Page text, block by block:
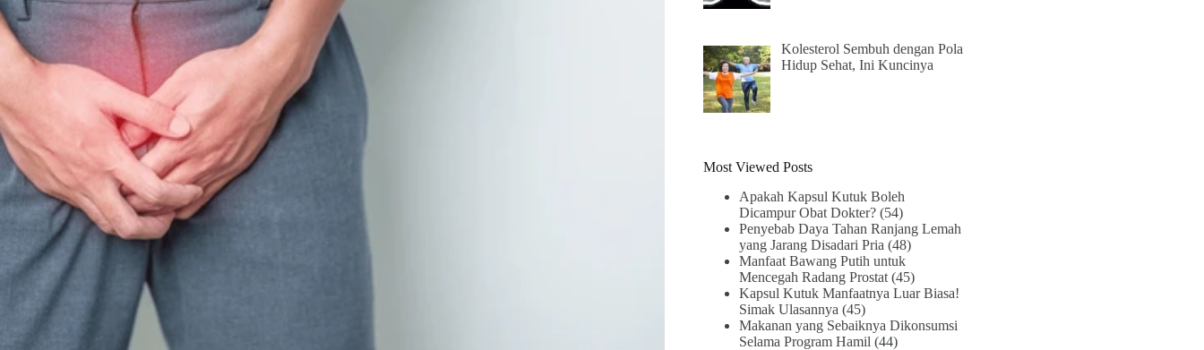
Kolesterol Sembuh dengan Pola
Hidup Sehat, Ini Kuncinya
Most Viewed Posts
Apakah Kapsul Kutuk Boleh
Dicampur Obat Dokter? (54)
Penyebab Daya Tahan Ranjang Lemah
yang Jarang Disadari Pria (48)
Manfaat Bawang Putih untuk
Mencegah Radang Prostat (45)
Kapsul Kutuk Manfaatnya Luar Biasa!
Simak Ulasannya (45)
Makanan yang Sebaiknya Dikonsumsi
Selama Program Hamil (44)